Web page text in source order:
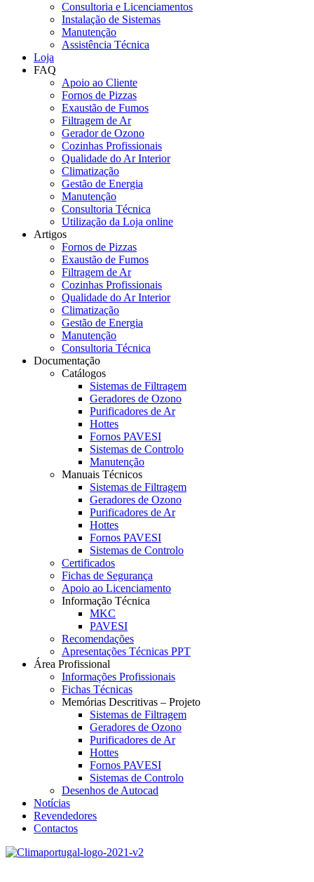
Consultoria e Licenciamentos
Instalação de Sistemas
Manutenção
Assistência Técnica
Loja
FAQ
Apoio ao Cliente
Fornos de Pizzas
Exaustão de Fumos
Filtragem de Ar
Gerador de Ozono
Cozinhas Profissionais
Qualidade do Ar Interior
Climatização
Gestão de Energia
Manutenção
Consultoria Técnica
Utilização da Loja online
Artigos
Fornos de Pizzas
Exaustão de Fumos
Filtragem de Ar
Cozinhas Profissionais
Qualidade do Ar Interior
Climatização
Gestão de Energia
Manutenção
Consultoria Técnica
Documentação
Catálogos
Sistemas de Filtragem
Geradores de Ozono
Purificadores de Ar
Hottes
Fornos PAVESI
Sistemas de Controlo
Manutenção
Manuais Técnicos
Sistemas de Filtragem
Geradores de Ozono
Purificadores de Ar
Hottes
Fornos PAVESI
Sistemas de Controlo
Certificados
Fichas de Segurança
Apoio ao Licenciamento
Informação Técnica
MKC
PAVESI
Recomendações
Apresentações Técnicas PPT
Área Profissional
Informações Profissionais
Fichas Técnicas
Memórias Descritivas – Projeto
Sistemas de Filtragem
Geradores de Ozono
Purificadores de Ar
Hottes
Fornos PAVESI
Sistemas de Controlo
Desenhos de Autocad
Notícias
Revendedores
Contactos